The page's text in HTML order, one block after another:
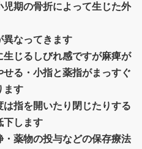
期の骨折によって生じた外
異なってきます
じるしびれ感ですが麻痺が
る・小指と薬指がまっすぐ
ます
指を開いたり閉じたりする
下します
薬物の投与などの保存療法